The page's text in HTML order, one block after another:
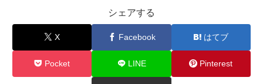
シェアする
X Facebook はてブ
Pocket LINE Pinterest